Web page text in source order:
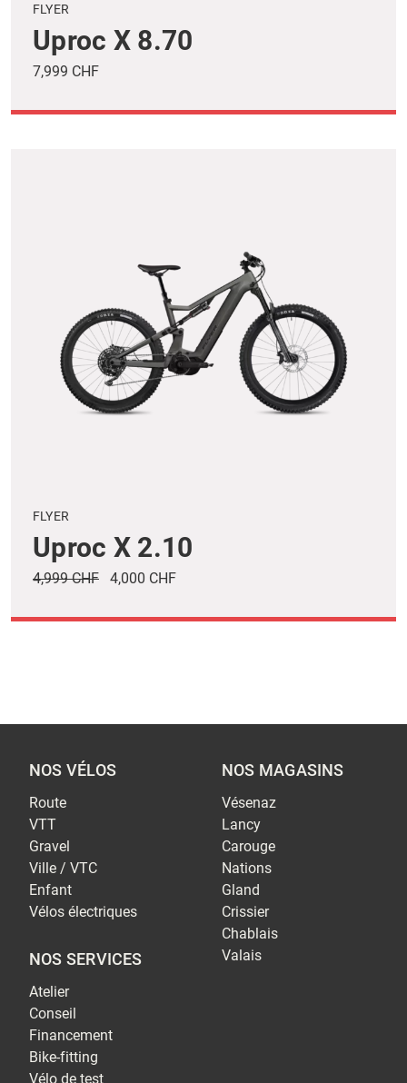
FLYER
Uproc X 8.70
7,999 CHF
FLYER
Uproc X 2.10
4,999 CHF 4,000 CHF
NOS VÉLOS
Route
VTT
Gravel
Ville / VTC
Enfant
Vélos électriques
NOS SERVICES
Atelier
Conseil
Financement
Bike-fitting
Vélo de test
NOS MAGASINS
Vésenaz
Lancy
Carouge
Nations
Gland
Crissier
Chablais
Valais